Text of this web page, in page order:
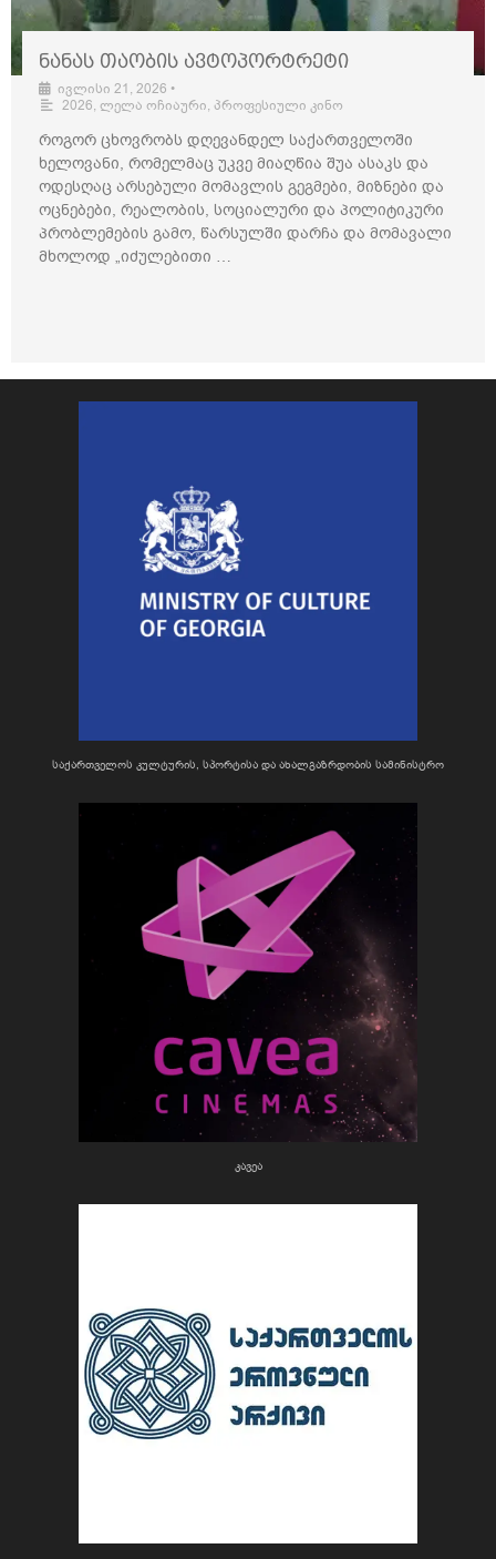
ნანას თაობის ავტოპორტრეტი
ივლისი 21, 2026 •
2026, ლელა ოჩიაური, პროფესიული კინო
როგორ ცხოვრობს დღევანდელ საქართველოში
ხელოვანი, რომელმაც უკვე მიაღწია შუა ასაკს და
ოდესღაც არსებული მომავლის გეგმები, მიზნები და
ოცნებები, რეალობის, სოციალური და პოლიტიკური
პრობლემების გამო, წარსულში დარჩა და მომავალი
მხოლოდ „იძულებითი …
საქართველოს კულტურის, სპორტისა და ახალგაზრდობის სამინისტრო
კავეა